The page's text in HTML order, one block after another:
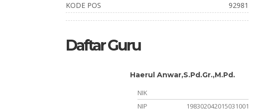
KODE POS
92981
Daftar Guru
Haerul Anwar,S.Pd.Gr.,M.Pd.
NIK
NIP
198302042015031001